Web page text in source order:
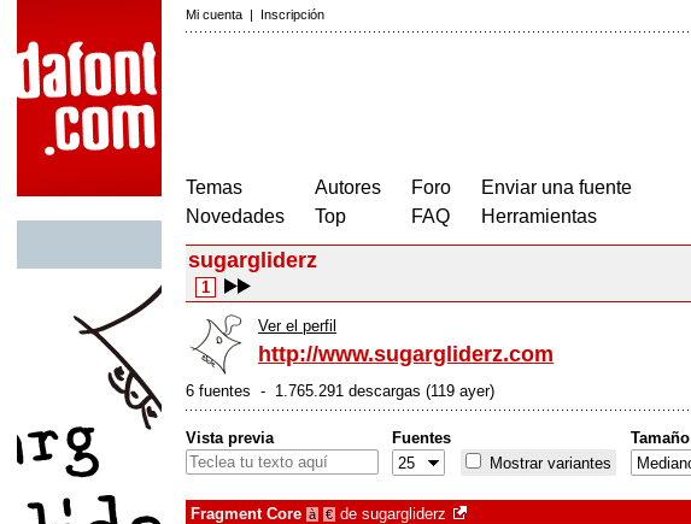
Mi cuenta | Inscripción
Temas
Novedades
Autores
Top
Foro
FAQ
Enviar una fuente
Herramientas
sugargliderz
1
Ver el perfil
http://www.sugargliderz.com
6 fuentes - 1.765.291 descargas (119 ayer)
Vista previa
Fuentes
Mostrar variantes
Tamaño
Fragment Core à € de sugargliderz